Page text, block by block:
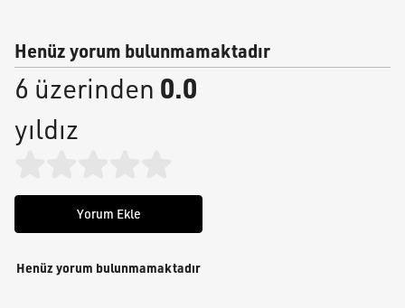
Henüz yorum bulunmamaktadır
6 üzerinden 0.0
yıldız
Yorum Ekle
Henüz yorum bulunmamaktadır